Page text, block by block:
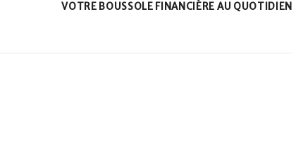
VOTRE BOUSSOLE FINANCIÈRE AU QUOTIDIEN